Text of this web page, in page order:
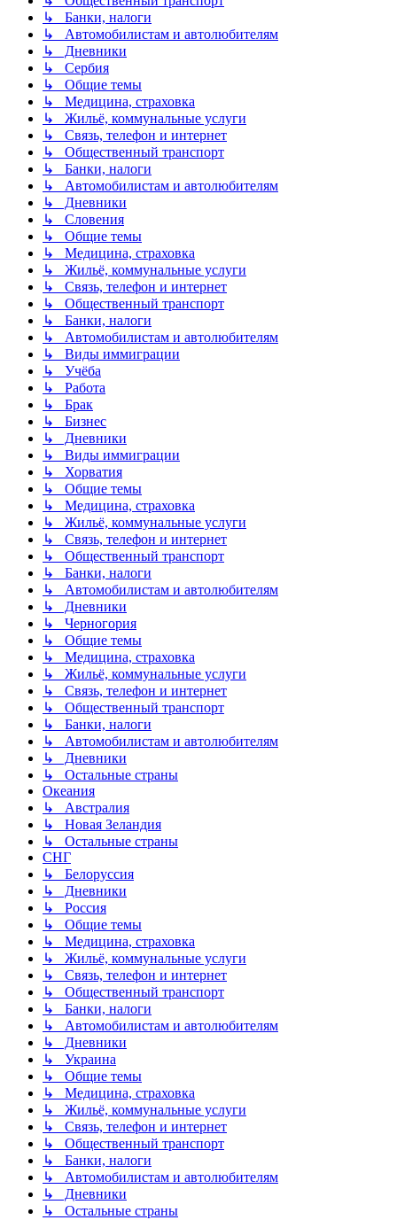
↳ Банки, налоги
↳ Автомобилистам и автолюбителям
↳ Дневники
↳ Сербия
↳ Общие темы
↳ Медицина, страховка
↳ Жильё, коммунальные услуги
↳ Связь, телефон и интернет
↳ Общественный транспорт
↳ Банки, налоги
↳ Автомобилистам и автолюбителям
↳ Дневники
↳ Словения
↳ Общие темы
↳ Медицина, страховка
↳ Жильё, коммунальные услуги
↳ Связь, телефон и интернет
↳ Общественный транспорт
↳ Банки, налоги
↳ Автомобилистам и автолюбителям
↳ Виды иммиграции
↳ Учёба
↳ Работа
↳ Брак
↳ Бизнес
↳ Дневники
↳ Виды иммиграции
↳ Хорватия
↳ Общие темы
↳ Медицина, страховка
↳ Жильё, коммунальные услуги
↳ Связь, телефон и интернет
↳ Общественный транспорт
↳ Банки, налоги
↳ Автомобилистам и автолюбителям
↳ Дневники
↳ Черногория
↳ Общие темы
↳ Медицина, страховка
↳ Жильё, коммунальные услуги
↳ Связь, телефон и интернет
↳ Общественный транспорт
↳ Банки, налоги
↳ Автомобилистам и автолюбителям
↳ Дневники
↳ Остальные страны
Океания
↳ Австралия
↳ Новая Зеландия
↳ Остальные страны
СНГ
↳ Белоруссия
↳ Дневники
↳ Россия
↳ Общие темы
↳ Медицина, страховка
↳ Жильё, коммунальные услуги
↳ Связь, телефон и интернет
↳ Общественный транспорт
↳ Банки, налоги
↳ Автомобилистам и автолюбителям
↳ Дневники
↳ Украина
↳ Общие темы
↳ Медицина, страховка
↳ Жильё, коммунальные услуги
↳ Связь, телефон и интернет
↳ Общественный транспорт
↳ Банки, налоги
↳ Автомобилистам и автолюбителям
↳ Дневники
↳ Остальные страны